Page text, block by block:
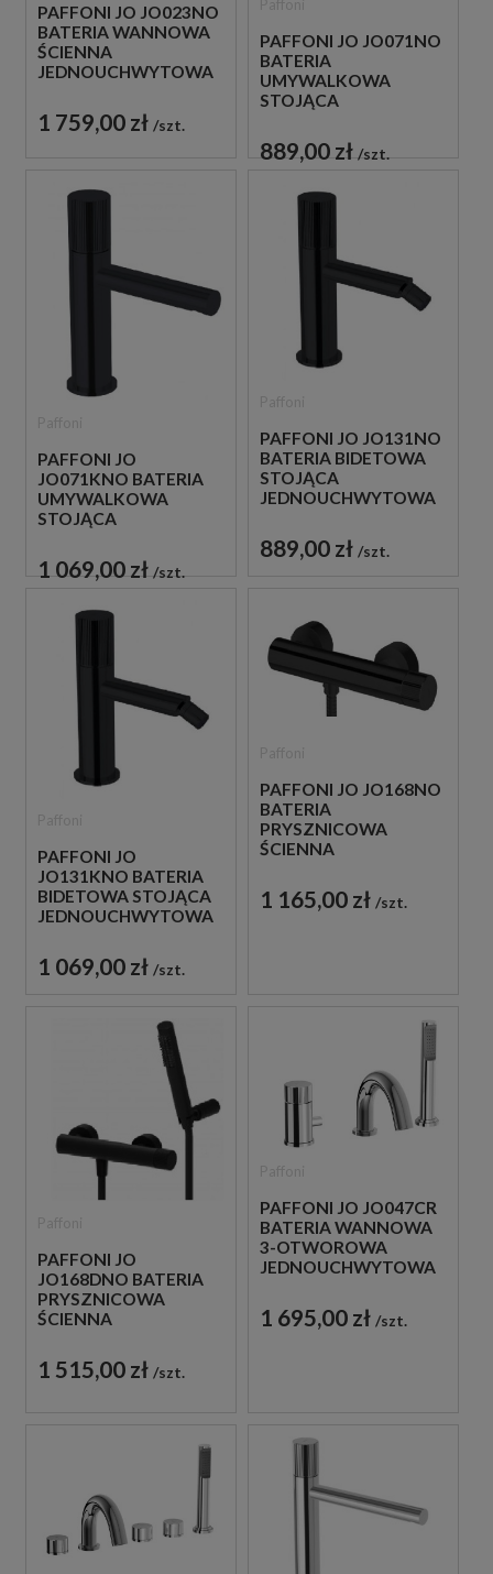
PAFFONI JO JO023NO
BATERIA WANNOWA
ŚCIENNA
JEDNOUCHWYTOWA
1 759,00 zł szt.
PAFFONI JO JO071NO
BATERIA
UMYWALKOWA
STOJĄCA
CZARNA
889,00 zł szt.
PAFFONI JO
JO071KNO BATERIA
UMYWALKOWA
STOJĄCA
CZARNA
1 069,00 zł szt.
PAFFONI JO JO131NO
BATERIA BIDETOWA
STOJĄCA
JEDNOUCHWYTOWA
889,00 zł szt.
PAFFONI JO
JO131KNO BATERIA
BIDETOWA STOJĄCA
JEDNOUCHWYTOWA
1 069,00 zł szt.
PAFFONI JO JO168NO
BATERIA
PRYSZNICOWA
ŚCIENNA
CZARNA
1 165,00 zł szt.
PAFFONI JO
JO168DNO BATERIA
PRYSZNICOWA
ŚCIENNA
CZARNA
1 515,00 zł szt.
PAFFONI JO JO047CR
BATERIA WANNOWA
3-OTWOROWA
JEDNOUCHWYTOWA
1 695,00 zł szt.